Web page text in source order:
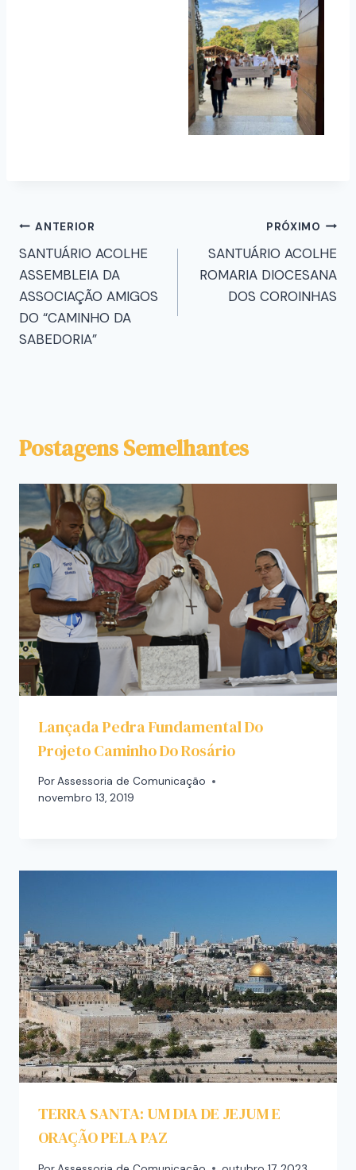
ANTERIOR
SANTUÁRIO ACOLHE
ASSEMBLEIA DA
ASSOCIAÇÃO AMIGOS
DO “CAMINHO DA
SABEDORIA”
PRÓXIMO
SANTUÁRIO ACOLHE
ROMARIA DIOCESANA
DOS COROINHAS
Postagens Semelhantes
Lançada Pedra Fundamental Do
Projeto Caminho Do Rosário
PorAssessoria de Comunicação
novembro 13, 2019
TERRA SANTA: UM DIA DE JEJUM E
ORAÇÃO PELA PAZ